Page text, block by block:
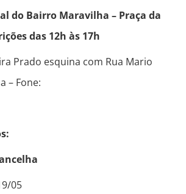
do Bairro Maravilha – Praça da
das 12h às 17h
Prado esquina com Rua Mario
– Fone:
05